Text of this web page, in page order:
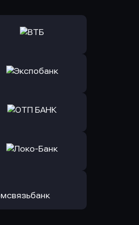
Оправить заявку
Оправить заявку
Оправить заявку
в Локо-Банк